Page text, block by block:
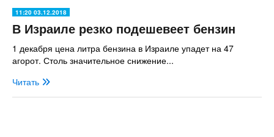
11:20 03.12.2018
В Израиле резко подешевеет бензин
1 декабря цена литра бензина в Израиле упадет на 47
агорот. Столь значительное снижение...
Читать